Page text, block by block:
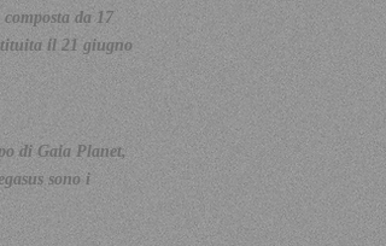
da 17
il 21 giugno
di Gaia Planet,
sono i